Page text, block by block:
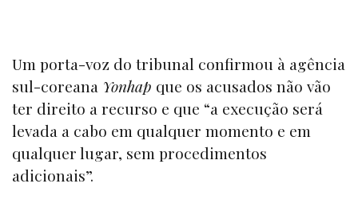
Um porta-voz do tribunal confirmou à agência
sul-coreana Yonhap que os acusados não vão
ter direito a recurso e que “a execução será
levada a cabo em qualquer momento e em
qualquer lugar, sem procedimentos
adicionais”.